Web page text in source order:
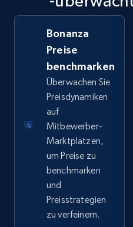
TikTok Shop
URL, Title, Available,
price, Final price,
5.4K+ 668+
TikTok Shop - category
URL, Title, Available,
price, Final price,
5.4K+
Bonanza
Preise
benchmarken
Überwachen Sie
Preisdynamiken
auf
Mitbewerber-
Marktplätzen,
um Preise zu
benchmarken
und
Preisstrategien
zu verfeinern.